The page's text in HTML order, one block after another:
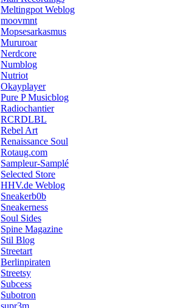
Meltingpot Weblog
moovmnt
Mopsesarkasmus
Mururoar
Nerdcore
Numblog
Nutriot
Okayplayer
Pure P Musicblog
Radiochantier
RCRDLBL
Rebel Art
Renaissance Soul
Rotaug.com
Sampleur-Samplé
Selected Store
HHV.de Weblog
Sneakerb0b
Sneakerness
Soul Sides
Spine Magazine
Stil Blog
Streetart
Berlinpiraten
Streetsy
Subcess
Subotron
supr3m